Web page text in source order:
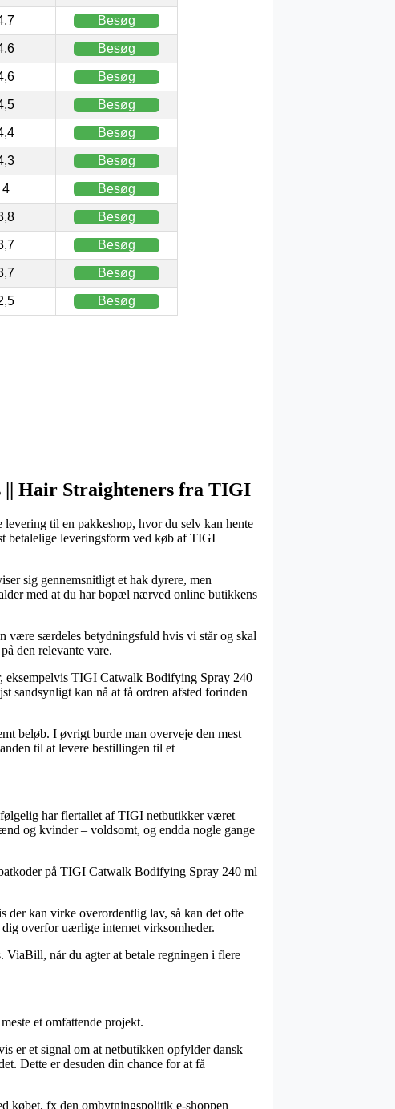
Besøg
Besøg
Besøg
Besøg
Besøg
Besøg
4 Besøg
Besøg
Besøg
Besøg
Besøg
|| Hair Straighteners fra TIGI
til en pakkeshop, hvor du selv kan hente
betalelige leveringsform ved køb af TIGI
sig gennemsnitligt et hak dyrere, men
med at du har bopæl nærved online butikkens
være særdeles betydningsfuld hvis vi står og skal
den relevante vare.
eksempelvis TIGI Catwalk Bodifying Spray 240
sandsynligt kan nå at få ordren afsted forinden
beløb. I øvrigt burde man overveje den mest
til at levere bestillingen til et
har flertallet af TIGI netbutikker været
og kvinder – voldsomt, og endda nogle gange
på TIGI Catwalk Bodifying Spray 240 ml
der kan virke overordentlig lav, så kan det ofte
overfor uærlige internet virksomheder.
når du agter at betale regningen i flere
et omfattende projekt.
er et signal om at netbutikken opfylder dansk
Dette er desuden din chance for at få
købet, fx den ombytningspolitik e-shoppen